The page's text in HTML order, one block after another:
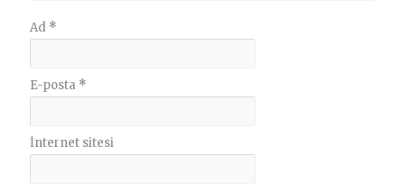
Ad *
E-posta *
İnternet sitesi